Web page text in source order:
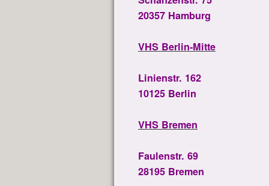
20357 Hamburg
VHS Berlin-Mitte
Linienstr. 162
10125 Berlin
VHS Bremen
Faulenstr. 69
28195 Bremen